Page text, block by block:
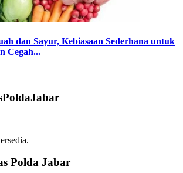
dan Sayur, Kebiasaan Sederhana untuk
Cegah...
Polda Jabar